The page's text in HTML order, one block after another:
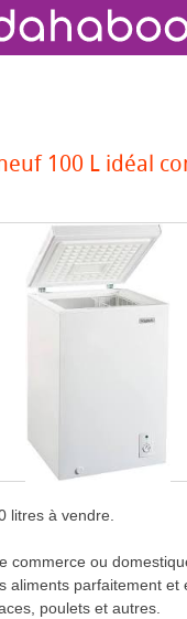
100 L idéal
litres à vendre.
commerce ou
aliments parfaitement et
poulets et autres.